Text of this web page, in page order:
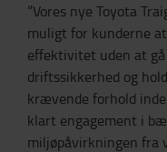
“Vores nye Toyota
muligt for kunderne
effektivitet uden at
driftssikkerhed og
krævende forhold
klart engagement i
miljøpåvirkningen fra